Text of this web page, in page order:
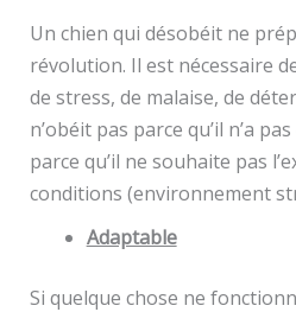
Un chien qui désobéit ne
révolution. Il est nécessaire
de stress, de malaise, de
n’obéit pas parce qu’il n’a
parce qu’il ne souhaite pas
conditions (environnement
Adaptable
Si quelque chose ne